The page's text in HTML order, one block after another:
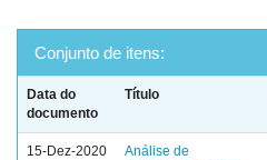
Conjunto de itens:
Data do
documento
Título
15-Dez-2020
Análise de